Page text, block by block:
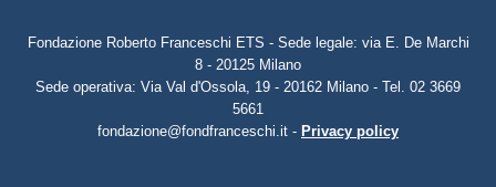
Fondazione Roberto Franceschi ETS - Sede legale: via E. De Marchi
8 - 20125 Milano
Sede operativa: Via Val d'Ossola, 19 - 20162 Milano - Tel. 02 3669
5661
fondazione@fondfranceschi.it - Privacy policy